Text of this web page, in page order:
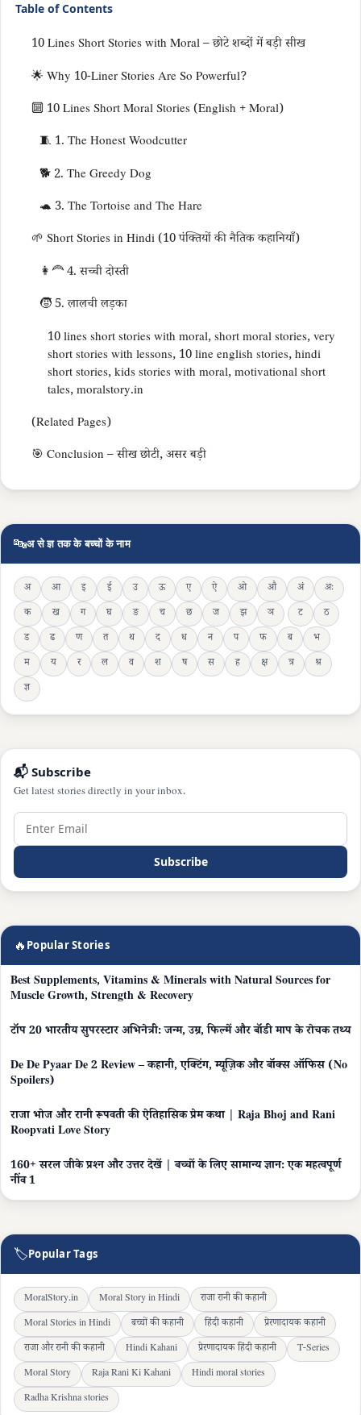
Table of Contents
10 Lines Short Stories with Moral – छोटे शब्दों में बड़ी सीख
🌟 Why 10-Liner Stories Are So Powerful?
🔟 10 Lines Short Moral Stories (English + Moral)
🧵 1. The Honest Woodcutter
🐕 2. The Greedy Dog
🐢 3. The Tortoise and The Hare
🌱 Short Stories in Hindi (10 पंक्तियों की नैतिक कहानियाँ)
👩‍🦰 4. सच्ची दोस्ती
🧒 5. लालची लड़का
10 lines short stories with moral, short moral stories, very
short stories with lessons, 10 line english stories, hindi
short stories, kids stories with moral, motivational short
tales, moralstory.in
(Related Pages)
🎯 Conclusion – सीख छोटी, असर बड़ी
🔤अ से ज्ञ तक के बच्चों के नाम
अ आ इ ई उ ऊ ए ऐ ओ औ अं
अः
क
ख ग घ ङ च छ ज झ ञ ट
ठ
ड
ढ ण त थ द ध न प फ ब
भ
म
य र ल व श ष स ह क्ष त्र
श्र
ज्ञ
📬 Subscribe
Get latest stories directly in your inbox.
Subscribe
🔥 Popular Stories
Best Supplements, Vitamins & Minerals with Natural Sources for
Muscle Growth, Strength & Recovery
टॉप 20 भारतीय सुपरस्टार अभिनेत्री: जन्म, उम्र, फिल्में और बॉडी माप के रोचक तथ्य
De De Pyaar De 2 Review – कहानी, एक्टिंग, म्यूज़िक और बॉक्स ऑफिस (No
Spoilers)
राजा भोज और रानी रूपवती की ऐतिहासिक प्रेम कथा | Raja Bhoj and Rani
Roopvati Love Story
160+ सरल जीके प्रश्न और उत्तर देखें | बच्चों के लिए सामान्य ज्ञान: एक महत्वपूर्ण
नींव 1
🏷Popular Tags
MoralStory.in Moral Story in Hindi
राजा रानी की कहानी
Moral Stories in Hindi
बच्चों की कहानी हिंदी कहानी
प्रेरणादायक कहानी
राजा और रानी की कहानी
Hindi Kahani प्रेरणादायक हिंदी कहानी
T-Series
Moral Story
Raja Rani Ki Kahani
Hindi moral stories
Radha Krishna stories